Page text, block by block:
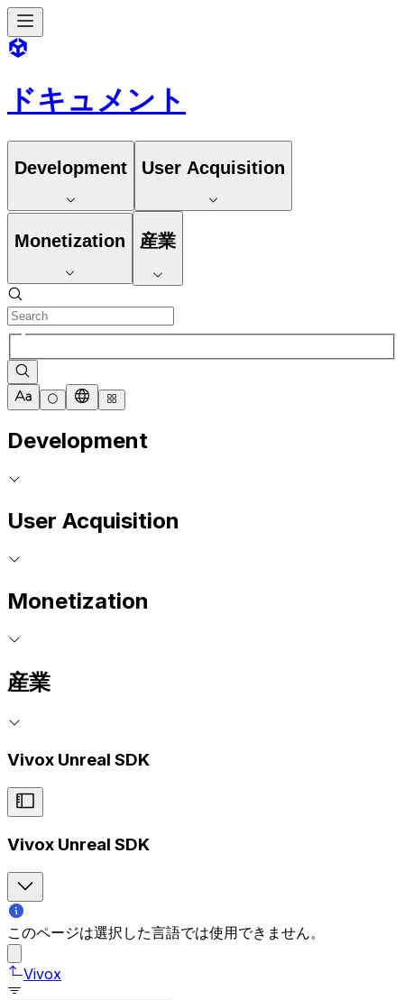
ドキュメント
Development User Acquisition
Monetization 産業
Development
User Acquisition
Monetization
産業
Vivox Unreal SDK
Vivox Unreal SDK
このページは選択した言語では使用できません。
Vivox